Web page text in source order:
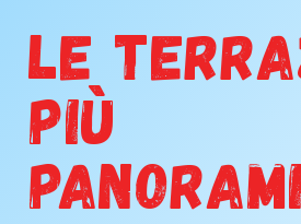
LE
PIÙ